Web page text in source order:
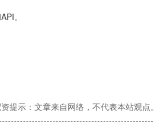
。
提示：文章来自网络，不代表本站观点。